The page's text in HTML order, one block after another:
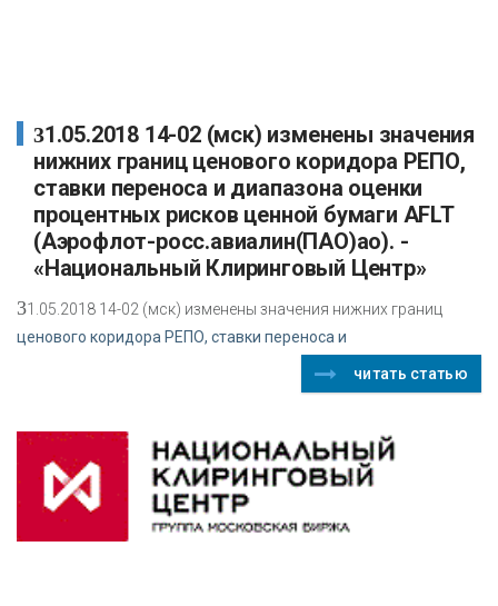
31.05.2018 14-02 (мск) изменены значения
нижних границ ценового коридора РЕПО,
ставки переноса и диапазона оценки
процентных рисков ценной бумаги AFLT
(Аэрофлот-росс.авиалин(ПАО)ао). -
«Национальный Клиринговый Центр»
31.05.2018 14-02 (мск) изменены значения нижних границ
ценового коридора РЕПО, ставки переноса и
читать статью